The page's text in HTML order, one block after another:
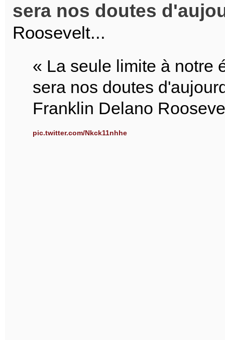
sera nos doutes
Roosevelt...
« La seule limite à notre
sera nos doutes
Franklin Delano
pic.twitter.com/Nkck11nhhe